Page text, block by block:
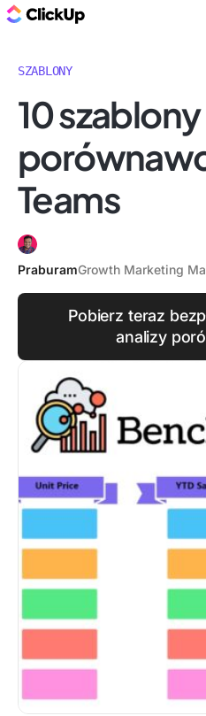
SZABLONY
10
Teams
PraburamGrowth Marketing
Pobierz teraz
analizy